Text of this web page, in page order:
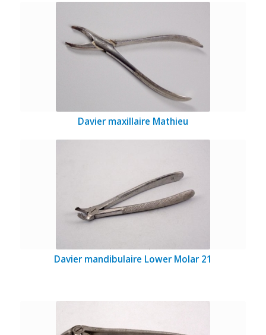
Davier maxillaire Mathieu
Davier mandibulaire Lower Molar 21